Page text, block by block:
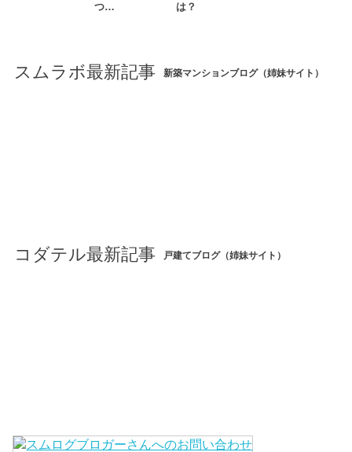
つ…
は？
スムラボ最新記事 新築マンションブログ（姉妹サイト）
コダテル最新記事 戸建てブログ（姉妹サイト）